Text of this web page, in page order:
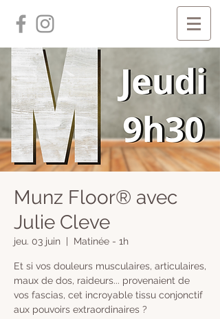
Munz Floor® avec
Julie Cleve
jeu. 03 juin Matinée - 1h
​Et si vos douleurs musculaires, articulaires,
maux de dos, raideurs... provenaient de
vos fascias, cet incroyable tissu conjonctif
aux pouvoirs extraordinaires ?